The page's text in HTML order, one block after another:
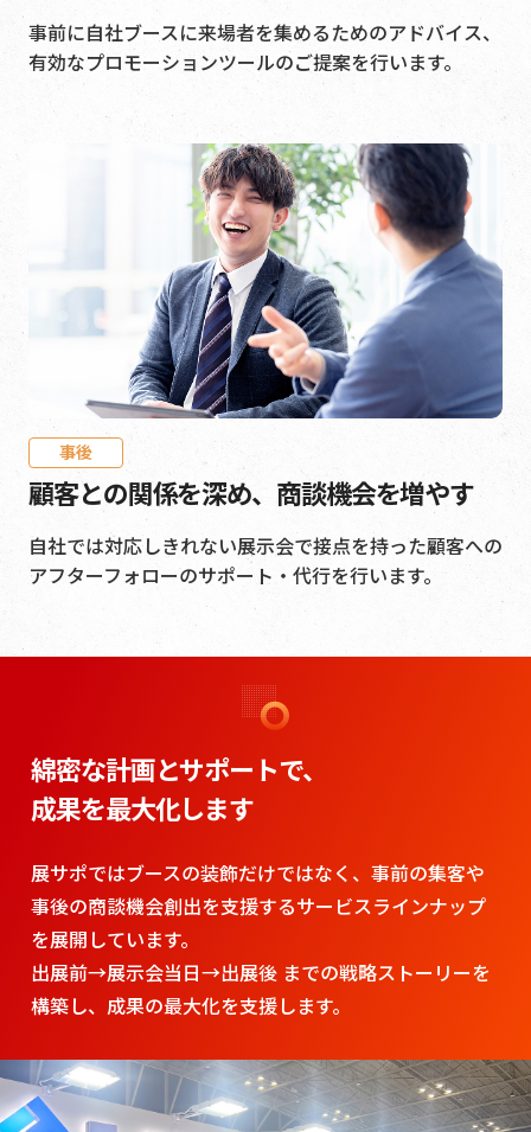
事前に自社ブースに来場者を集めるためのアドバイス、
有効なプロモーションツールのご提案を行います。
事後
顧客との関係を深め、商談機会を増やす
自社では対応しきれない展示会で接点を持った顧客への
アフターフォローのサポート・代行を行います。
綿密な計画とサポートで、
成果を最大化します
展サポではブースの装飾だけではなく、事前の集客や
事後の商談機会創出を支援するサービスラインナップ
を展開しています。
出展前→展示会当日→出展後 までの戦略ストーリーを
構築し、成果の最大化を支援します。